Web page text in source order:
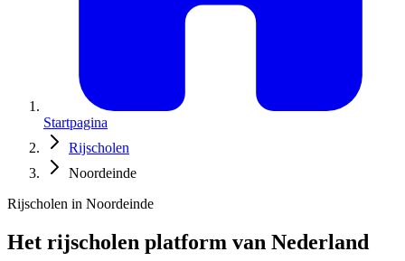
Startpagina
Rijscholen
Noordeinde
Rijscholen in Noordeinde
Het rijscholen platform van Nederland